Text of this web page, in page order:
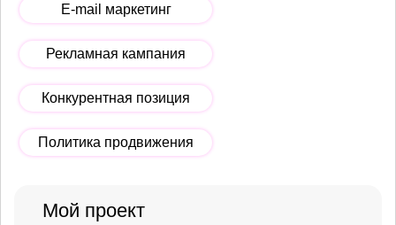
E-mail маркетинг
Рекламная кампания
Конкурентная позиция
Политика продвижения